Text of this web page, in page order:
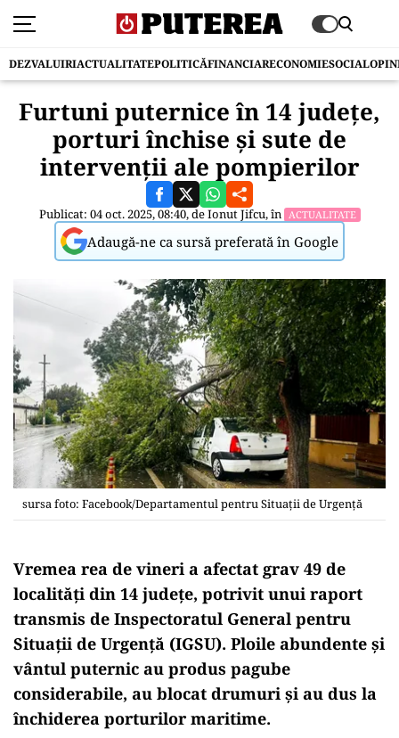
DEZVALUIRIACTUALITATEPOLITICĂFINANCIARECONOMIESOCIAL
Furtuni puternice în 14 județe,
porturi închise și sute de
intervenții ale pompierilor
Publicat: 04 oct. 2025, 08:40, deIonut Jifcu, în ACTUALITATE
Adaugă-ne ca sursă preferată în Google
sursa foto: Facebook/Departamentul pentru Situaţii de Urgenţă
Vremea rea de vineri a afectat grav 49 de
localități din 14 județe, potrivit unui raport
transmis de Inspectoratul General pentru
Situații de Urgență (IGSU). Ploile abundente și
vântul puternic au produs pagube
considerabile, au blocat drumuri și au dus la
închiderea porturilor maritime.